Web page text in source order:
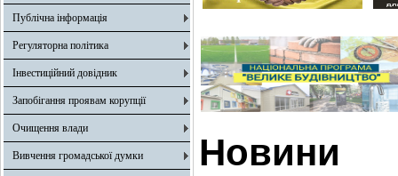
Публічна інформація
Регуляторна політика
Інвестиційний довідник
Запобігання проявам корупції
Очищення влади
Вивчення громадської думки Новини